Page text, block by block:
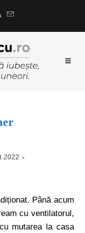
2022
Până acum
cu ventilatorul,
mutarea la casa